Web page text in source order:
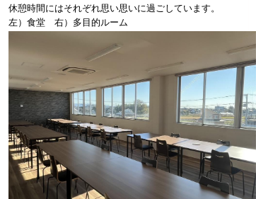
休憩時間にはそれぞれ思い思いに過ごしています。
左）食堂 右）多目的ルーム